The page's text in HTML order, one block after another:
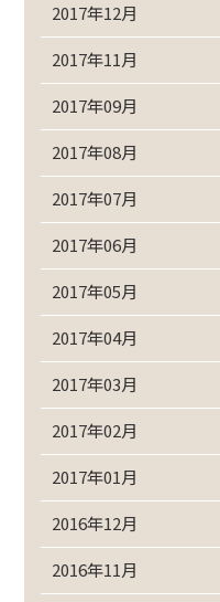
2017年12月
2017年11月
2017年09月
2017年08月
2017年07月
2017年06月
2017年05月
2017年04月
2017年03月
2017年02月
2017年01月
2016年12月
2016年11月